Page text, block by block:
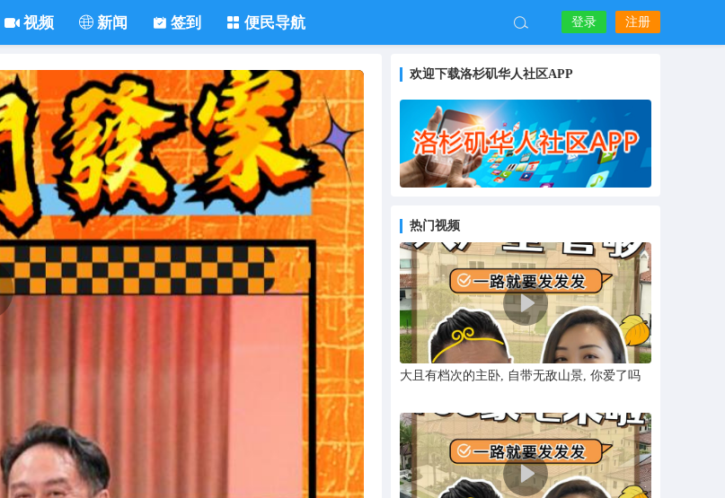
视频 新闻 签到 便民导航 登录 注册
欢迎下载洛杉矶华人社区APP
热门视频
大且有档次的主卧, 自带无敌山景, 你爱了吗